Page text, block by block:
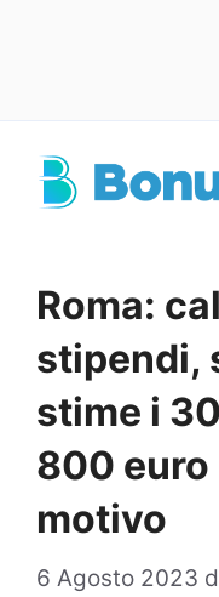
Roma:
stipendi,
stime i
800 euro
motivo
6 Agosto 2023